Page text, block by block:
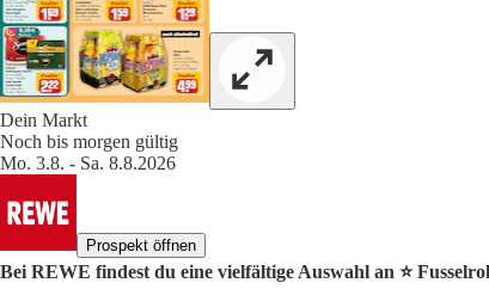
Dein Markt
Noch bis morgen gültig
Mo. 3.8. - Sa. 8.8.2026
Prospekt öffnen
Bei REWE findest du eine vielfältige Auswahl an ⭐️